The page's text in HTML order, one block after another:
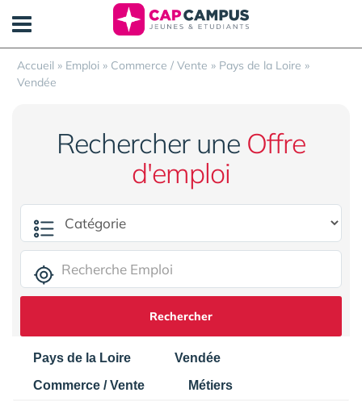
Accueil » Emploi » Commerce / Vente » Pays de la Loire »
Vendée
Rechercher une Offre
d'emploi
Rechercher
Pays de la Loire
Vendée
Commerce / Vente
Métiers
Panneau de gestion des cookies